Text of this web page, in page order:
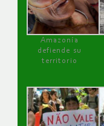
Amazonía
defiende su
territorio